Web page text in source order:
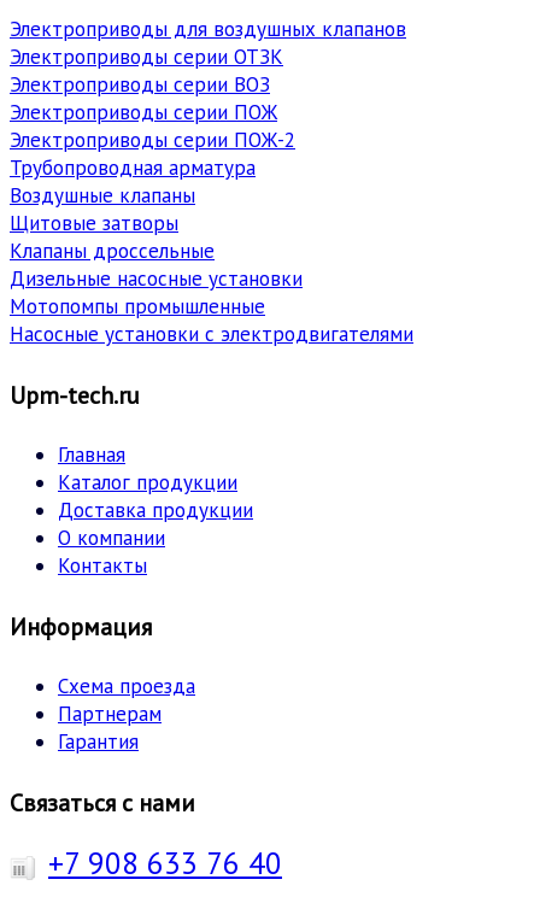
Электроприводы для воздушных клапанов
Электроприводы серии ОТЗК
Электроприводы серии ВОЗ
Электроприводы серии ПОЖ
Электроприводы серии ПОЖ-2
Трубопроводная арматура
Воздушные клапаны
Щитовые затворы
Клапаны дроссельные
Дизельные насосные установки
Мотопомпы промышленные
Насосные установки с электродвигателями
Upm-tech.ru
Главная
Каталог продукции
Доставка продукции
О компании
Контакты
Информация
Схема проезда
Партнерам
Гарантия
Связаться с нами
+7 908 633 76 40